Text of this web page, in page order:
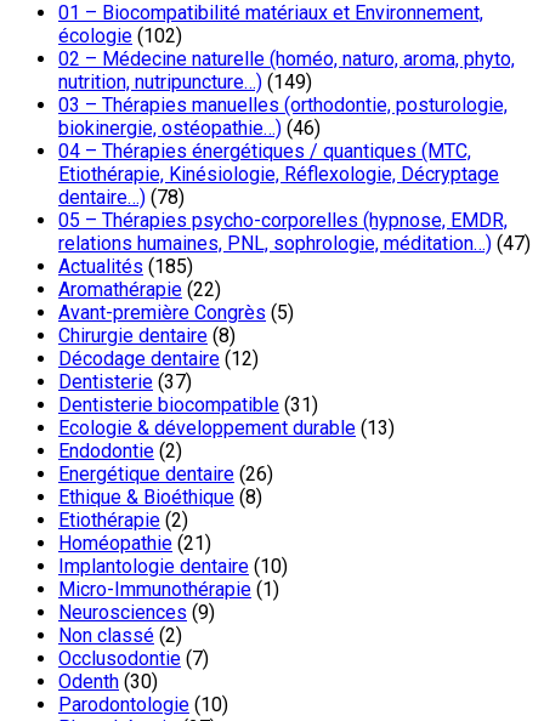
01 – Biocompatibilité matériaux et Environnement,
écologie (102)
02 – Médecine naturelle (homéo, naturo, aroma, phyto,
nutrition, nutripuncture…) (149)
03 – Thérapies manuelles (orthodontie, posturologie,
biokinergie, ostéopathie…) (46)
04 – Thérapies énergétiques / quantiques (MTC,
Etiothérapie, Kinésiologie, Réflexologie, Décryptage
dentaire…) (78)
05 – Thérapies psycho-corporelles (hypnose, EMDR,
relations humaines, PNL, sophrologie, méditation…) (47)
Actualités (185)
Aromathérapie (22)
Avant-première Congrès (5)
Chirurgie dentaire (8)
Décodage dentaire (12)
Dentisterie (37)
Dentisterie biocompatible (31)
Ecologie & développement durable (13)
Endodontie (2)
Energétique dentaire (26)
Ethique & Bioéthique (8)
Etiothérapie (2)
Homéopathie (21)
Implantologie dentaire (10)
Micro-Immunothérapie (1)
Neurosciences (9)
Non classé (2)
Occlusodontie (7)
Odenth (30)
Parodontologie (10)